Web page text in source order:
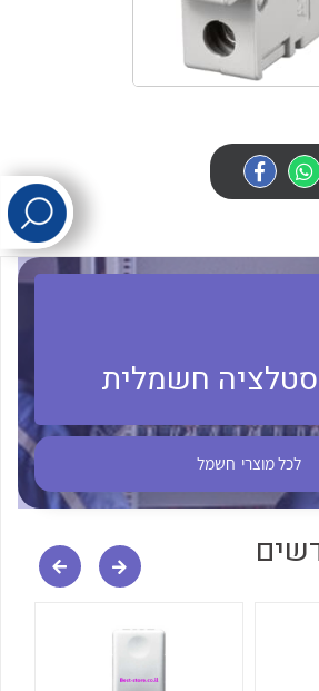
לכל מוצרי היצרן
חשמלית
לכל מוצרי חשמל